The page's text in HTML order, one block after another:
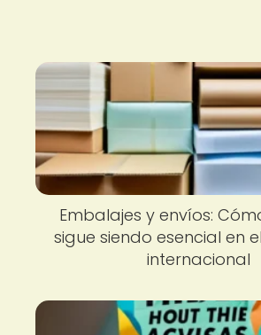
Embalajes y envíos:
sigue siendo esencial en
internacional